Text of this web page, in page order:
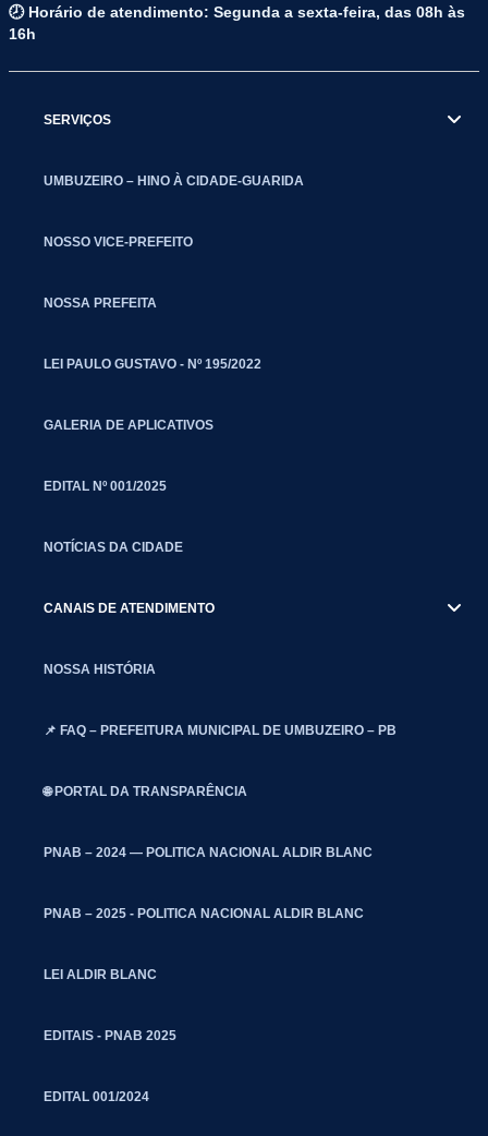
🕗 Horário de atendimento: Segunda a sexta-feira, das 08h às
16h
SERVIÇOS
UMBUZEIRO – HINO À CIDADE-GUARIDA
NOSSO VICE-PREFEITO
NOSSA PREFEITA
LEI PAULO GUSTAVO - Nº 195/2022
GALERIA DE APLICATIVOS
EDITAL Nº 001/2025
NOTÍCIAS DA CIDADE
CANAIS DE ATENDIMENTO
NOSSA HISTÓRIA
📌 FAQ – PREFEITURA MUNICIPAL DE UMBUZEIRO – PB
🌐 PORTAL DA TRANSPARÊNCIA
PNAB – 2024 — POLITICA NACIONAL ALDIR BLANC
PNAB – 2025 - POLITICA NACIONAL ALDIR BLANC
LEI ALDIR BLANC
EDITAIS - PNAB 2025
EDITAL 001/2024